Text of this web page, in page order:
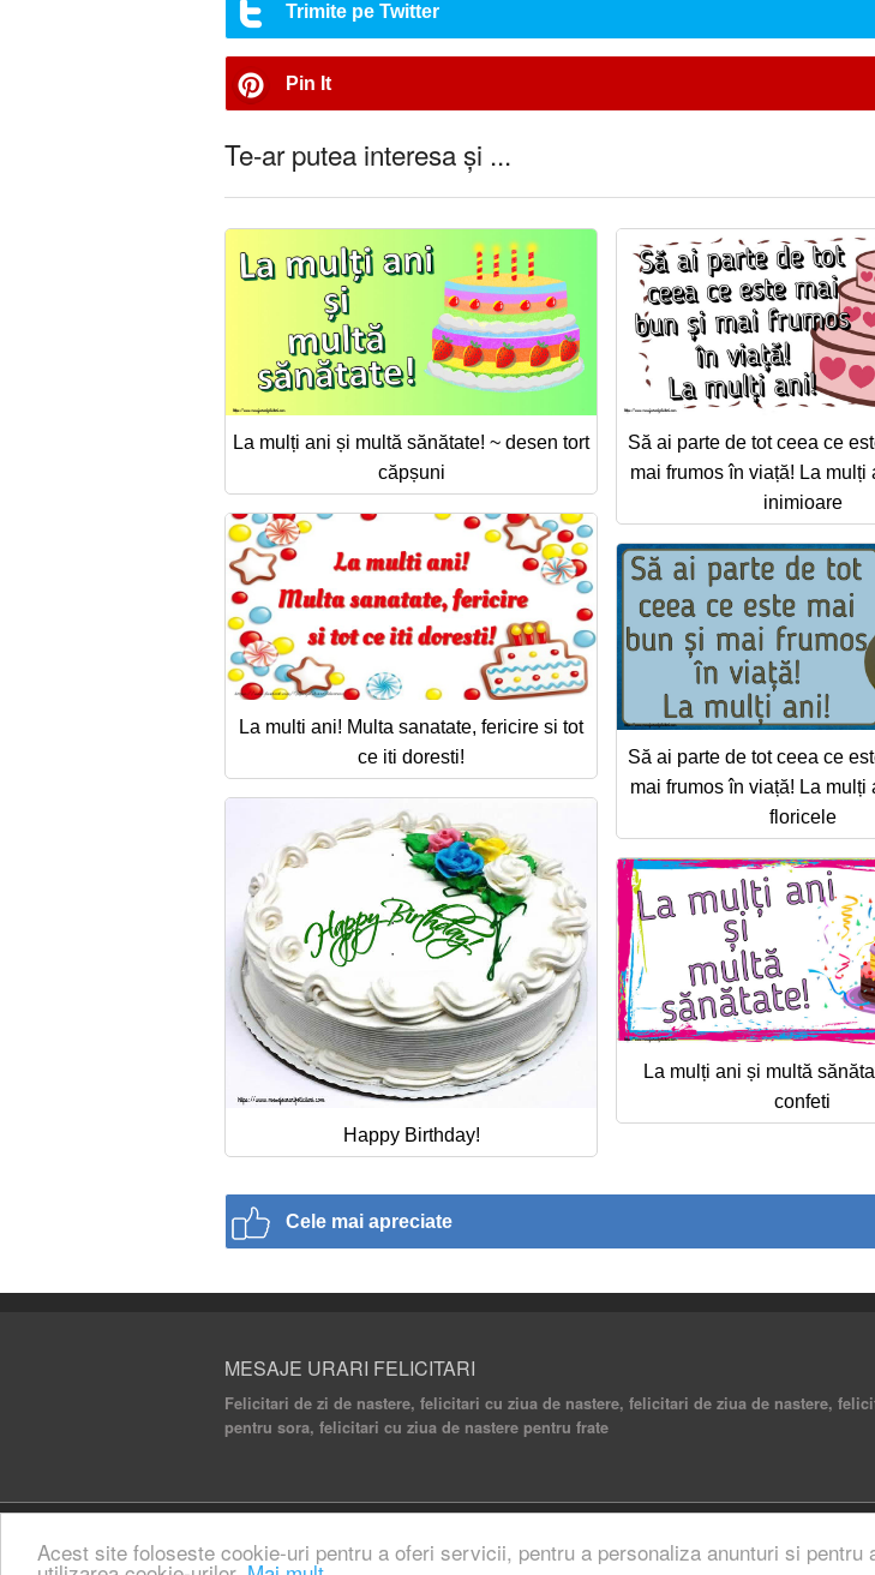
Acest site foloseste cookie-uri pentru a oferi servicii, pentru a personaliza anunturi si
Trimite pe Twitter
Pin It
Te-ar putea interesa și ...
La mulți ani și multă sănătate! ~ desen tort
căpșuni
Să ai parte de tot ceea ce
mai frumos în viață! La mulți
inimioare
La multi ani! Multa sanatate, fericire si tot
ce iti doresti!
Să ai parte de tot ceea ce
mai frumos în viață! La mulți
floricele
Happy Birthday!
La mulți ani și multă
confeti
Cele mai apreciate
MESAJE URARI FELICITARI
Felicitari de zi de nastere, felicitari cu ziua de nastere, felicitari de ziua de nastere,
pentru sora, felicitari cu ziua de nastere pentru frate